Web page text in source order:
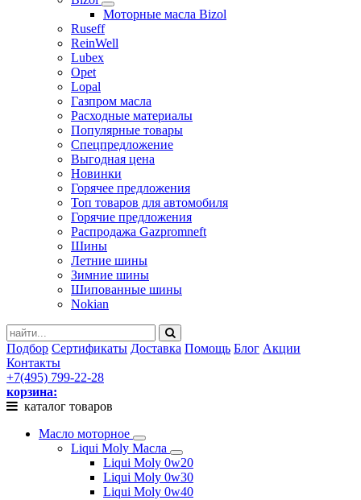
Моторные масла Bizol
Ruseff
ReinWell
Lubex
Opet
Lopal
Газпром масла
Расходные материалы
Популярные товары
Спецпредложение
Выгодная цена
Новинки
Горячее предложения
Топ товаров для автомобиля
Горячие предложения
Распродажа Gazpromneft
Шины
Летние шины
Зимние шины
Шипованные шины
Nokian
Подбор Сертификаты Доставка Помощь Блог Акции
Контакты
+7(495) 799-22-28
корзина:
каталог товаров
Масло моторное
Liqui Moly Масла
Liqui Moly 0w20
Liqui Moly 0w30
Liqui Moly 0w40